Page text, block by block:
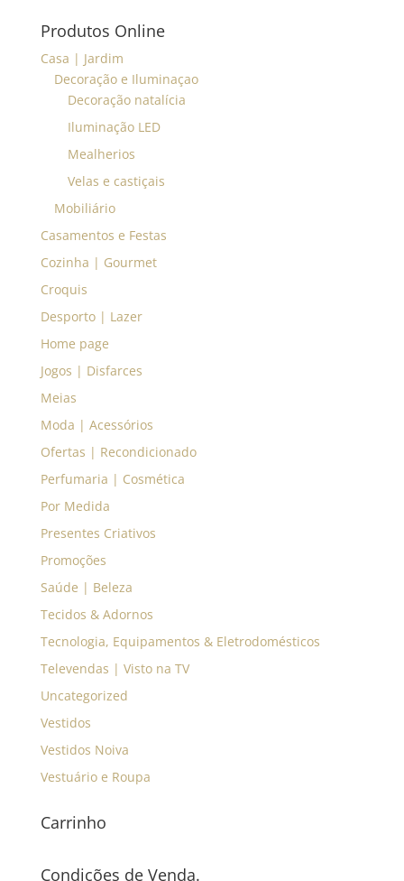
Produtos Online
Casa | Jardim
Decoração e Iluminaçao
Decoração natalícia
Iluminação LED
Mealherios
Velas e castiçais
Mobiliário
Casamentos e Festas
Cozinha | Gourmet
Croquis
Desporto | Lazer
Home page
Jogos | Disfarces
Meias
Moda | Acessórios
Ofertas | Recondicionado
Perfumaria | Cosmética
Por Medida
Presentes Criativos
Promoções
Saúde | Beleza
Tecidos & Adornos
Tecnologia, Equipamentos & Eletrodomésticos
Televendas | Visto na TV
Uncategorized
Vestidos
Vestidos Noiva
Vestuário e Roupa
Carrinho
Condições de Venda.